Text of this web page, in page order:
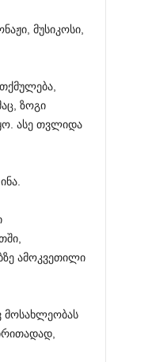
მუსიკოსი,
ზოგი
ასე თვლიდა
ამოკვეთილი
მოსახლეობას